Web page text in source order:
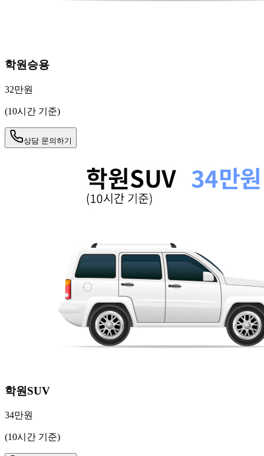
학원승용
32만원
(10시간 기준)
상담 문의하기
학원SUV
34만원
(10시간 기준)